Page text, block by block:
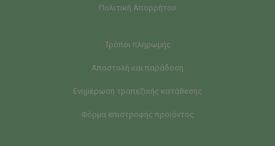
Πολιτική Απορρήτου
Τρόποι πληρωμής
Αποστολή και παράδοση
Ενημέρωση τραπεζικής κατάθεσης
Φόρμα επιστροφής προιόντος